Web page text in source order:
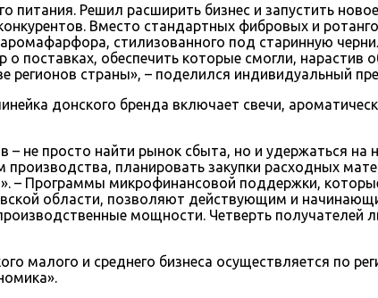
питания. Решил расширить бизнес и запустить
Вместо стандартных фибровых и
стилизованного под старинную
поставках, обеспечить которые смогли,
страны», – поделился индивидуальный
донского бренда включает свечи,
не просто найти рынок сбыта, но и удержаться
планировать закупки расходных
– Программы микрофинансовой поддержки,
области, позволяют действующим и
мощности. Четверть получателей
малого и среднего бизнеса осуществляется по